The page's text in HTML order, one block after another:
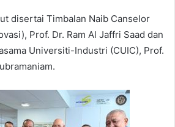
disertai Timbalan Naib Canselor
Prof. Dr. Ram Al Jaffri Saad dan
Universiti-Industri (CUIC), Prof.